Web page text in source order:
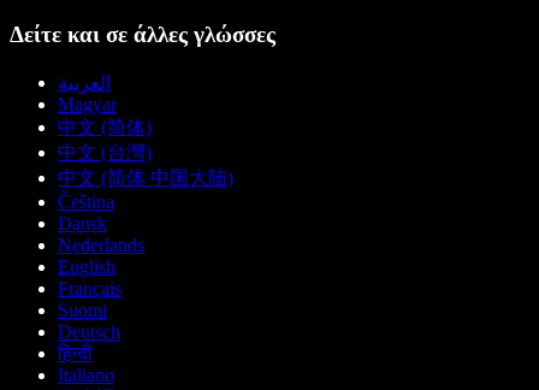
Δείτε και σε άλλες γλώσσες
العربية
Magyar
中文 (简体)
中文 (台灣)
中文 (简体 中国大陆)
Čeština
Dansk
Nederlands
English
Français
Suomi
Deutsch
हिन्दी
Italiano